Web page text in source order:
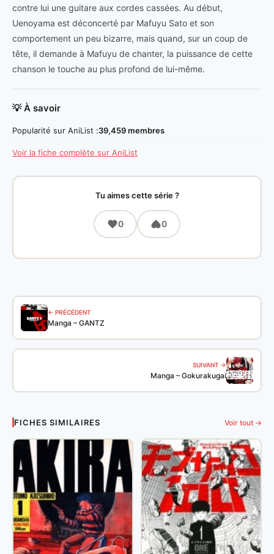
contre lui une guitare aux cordes cassées. Au début,
Uenoyama est déconcerté par Mafuyu Sato et son
comportement un peu bizarre, mais quand, sur un coup de
tête, il demande à Mafuyu de chanter, la puissance de cette
chanson le touche au plus profond de lui-même.
💡 À savoir
Popularité sur AniList :39,459 membres
Voir la fiche complète sur AniList
Tu aimes cette série ?
0 0
← PRÉCÉDENT
Manga – GANTZ
SUIVANT →
Manga – Gokurakugai
FICHES SIMILAIRES Voir tout →